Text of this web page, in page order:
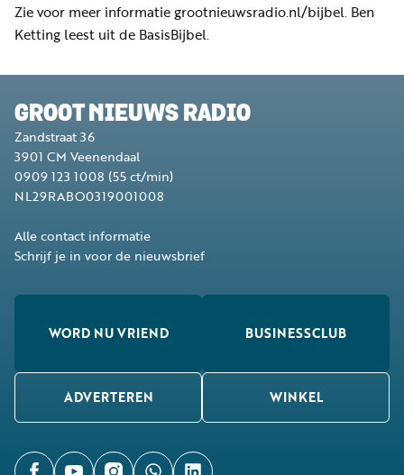
Zie voor meer informatie grootnieuwsradio.nl/bijbel. Ben
Ketting leest uit de BasisBijbel.
GROOT NIEUWS RADIO
Zandstraat 36
3901 CM Veenendaal
0909 123 1008 (55 ct/min)
NL29RABO0319001008
Alle contact informatie
Schrijf je in voor de nieuwsbrief
WORD NU VRIEND BUSINESSCLUB
ADVERTEREN WINKEL